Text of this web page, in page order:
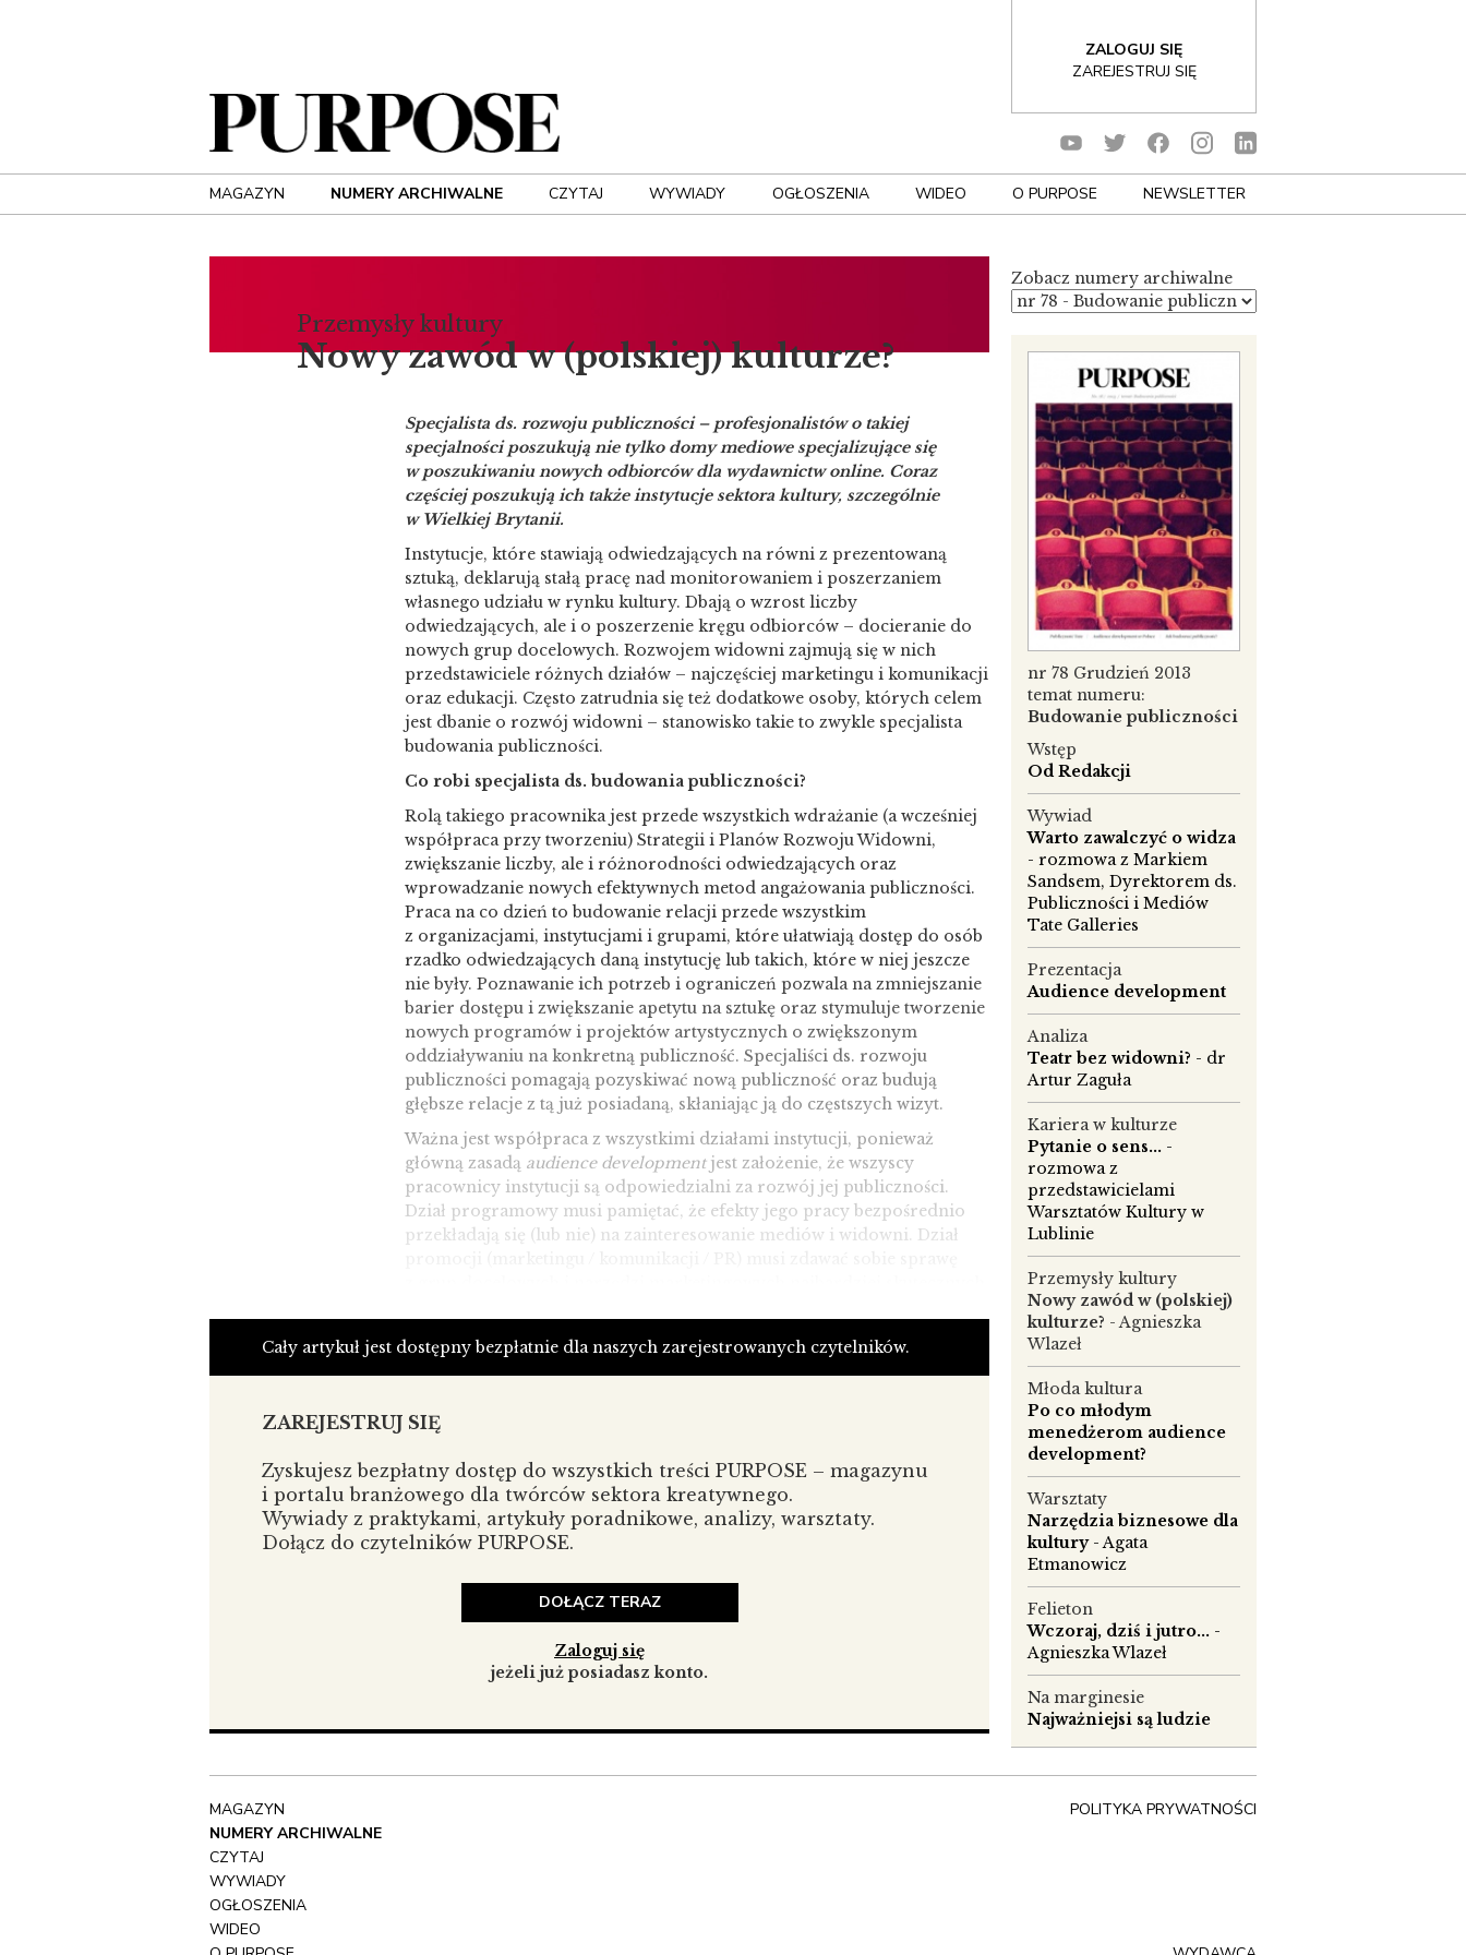
ZALOGUJ SIĘ
ZAREJESTRUJ SIĘ
MAGAZYN NUMERY ARCHIWALNE CZYTAJ WYWIADY OGŁOSZENIA WIDEO O PURPOSE NEWSLETTER
Przemysły kultury
Nowy zawód w (polskiej) kulturze?
Specjalista ds. rozwoju publiczności – profesjonalistów o takiej
specjalności poszukują nie tylko domy mediowe specjalizujące się
w poszukiwaniu nowych odbiorców dla wydawnictw online. Coraz
częściej poszukują ich także instytucje sektora kultury, szczególnie
w Wielkiej Brytanii.
Instytucje, które stawiają odwiedzających na równi z prezentowaną
sztuką, deklarują stałą pracę nad monitorowaniem i poszerzaniem
własnego udziału w rynku kultury. Dbają o wzrost liczby
odwiedzających, ale i o poszerzenie kręgu odbiorców – docieranie do
nowych grup docelowych. Rozwojem widowni zajmują się w nich
przedstawiciele różnych działów – najczęściej marketingu i komunikacji
oraz edukacji. Często zatrudnia się też dodatkowe osoby, których celem
jest dbanie o rozwój widowni – stanowisko takie to zwykle specjalista
budowania publiczności.
Co robi specjalista ds. budowania publiczności?
Rolą takiego pracownika jest przede wszystkich wdrażanie (a wcześniej
współpraca przy tworzeniu) Strategii i Planów Rozwoju Widowni,
zwiększanie liczby, ale i różnorodności odwiedzających oraz
wprowadzanie nowych efektywnych metod angażowania publiczności.
Praca na co dzień to budowanie relacji przede wszystkim
z organizacjami, instytucjami i grupami, które ułatwiają dostęp do osób
rzadko odwiedzających daną instytucję lub takich, które w niej jeszcze
nie były. Poznawanie ich potrzeb i ograniczeń pozwala na zmniejszanie
barier dostępu i zwiększanie apetytu na sztukę oraz stymuluje tworzenie
nowych programów i projektów artystycznych o zwiększonym
oddziaływaniu na konkretną publiczność. Specjaliści ds. rozwoju
publiczności pomagają pozyskiwać nową publiczność oraz budują
głębsze relacje z tą już posiadaną, skłaniając ją do częstszych wizyt.
Ważna jest współpraca z wszystkimi działami instytucji, ponieważ
główną zasadą audience development jest założenie, że wszyscy
pracownicy instytucji są odpowiedzialni za rozwój jej publiczności.
Dział programowy musi pamiętać, że efekty jego pracy bezpośrednio
przekładają się (lub nie) na zainteresowanie mediów i widowni. Dział
a więc jego uprzejmość, pasja i znajomość programu jest niezwykle
istotna w budowaniu publiczności. Plany działu finansowego też nie
posiadać politykę finansową (dotyczącą np. zniżek) zgodną ze
Cały artykuł jest dostępny bezpłatnie dla naszych zarejestrowanych czytelników.
ZAREJESTRUJ SIĘ
Zyskujesz bezpłatny dostęp do wszystkich treści PURPOSE – magazynu
i portalu branżowego dla twórców sektora kreatywnego.
Wywiady z praktykami, artykuły poradnikowe, analizy, warsztaty.
Dołącz do czytelników PURPOSE.
DOŁĄCZ TERAZ
Zaloguj się
jeżeli już posiadasz konto.
Zobacz numery archiwalne
nr 78 Grudzień 2013
temat numeru:
Budowanie publiczności
Wstęp
Od Redakcji
Wywiad
Warto zawalczyć o widza
- rozmowa z Markiem
Sandsem, Dyrektorem ds.
Publiczności i Mediów
Tate Galleries
Prezentacja
Audience development
Analiza
Teatr bez widowni? - dr
Artur Zaguła
Kariera w kulturze
Pytanie o sens... -
rozmowa z
przedstawicielami
Warsztatów Kultury w
Lublinie
Przemysły kultury
Nowy zawód w (polskiej)
kulturze? - Agnieszka
Wlazeł
Młoda kultura
Po co młodym
menedżerom audience
development?
Warsztaty
Narzędzia biznesowe dla
kultury - Agata
Etmanowicz
Felieton
Wczoraj, dziś i jutro... -
Agnieszka Wlazeł
Na marginesie
Najważniejsi są ludzie
MAGAZYN
NUMERY ARCHIWALNE
CZYTAJ
WYWIADY
OGŁOSZENIA
WIDEO
POLITYKA PRYWATNOŚCI